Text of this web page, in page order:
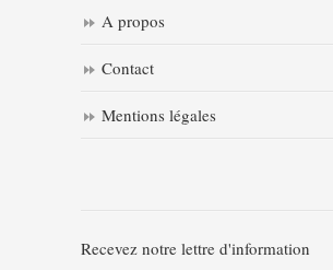
A propos
Contact
Mentions légales
Recevez notre lettre d'information